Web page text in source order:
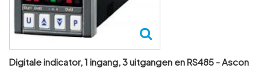
Digitale indicator, 1 ingang, 3 uitgangen en RS485 - Ascon